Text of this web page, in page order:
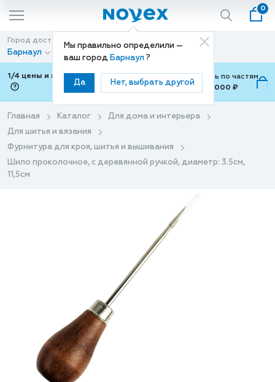
Мы правильно определили —
ваш город Барнаул ?
Да Нет, выбрать другой
0
Город доставки
Барнаул
Способ доставки
Доставка
1/4 цены и покупки ваши с Подели
Можно оплатить по частям
от 700 ₽ до 15,000 ₽
Главная Каталог
Для дома и интерьера
Для шитья и вязания
Фурнитура для кроя, шитья и вышивания
Шило проколочное, с деревянной ручкой, диаметр: 3.5см,
11,5см